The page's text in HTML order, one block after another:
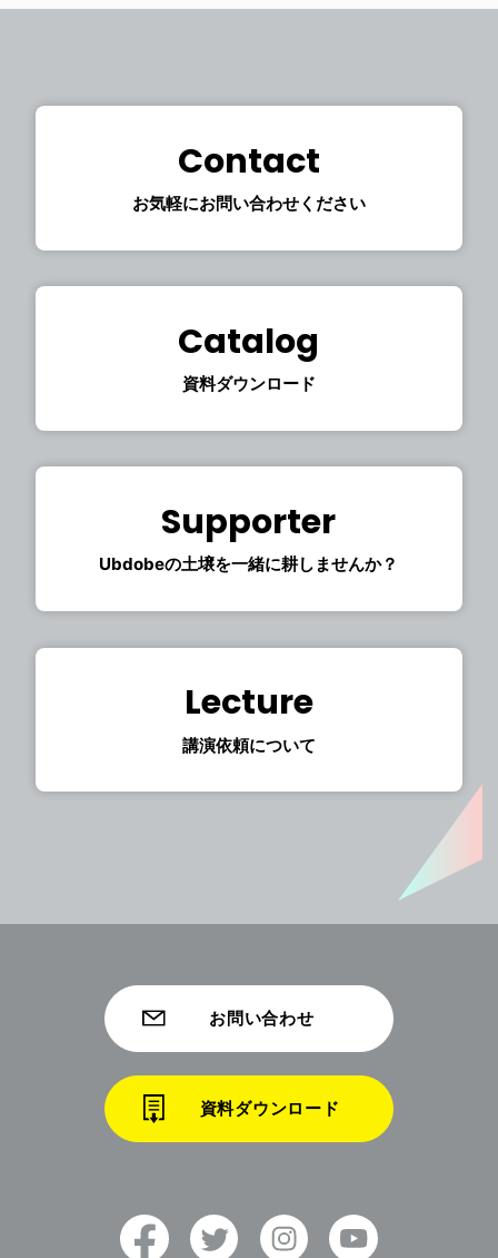
Contact
お気軽にお問い合わせください
Catalog
資料ダウンロード
Supporter
Ubdobeの土壌を一緒に耕しませんか？
Lecture
講演依頼について
お問い合わせ
資料ダウンロード